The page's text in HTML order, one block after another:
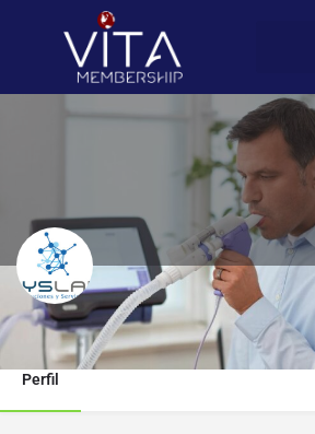
SYSLAB
Perfil